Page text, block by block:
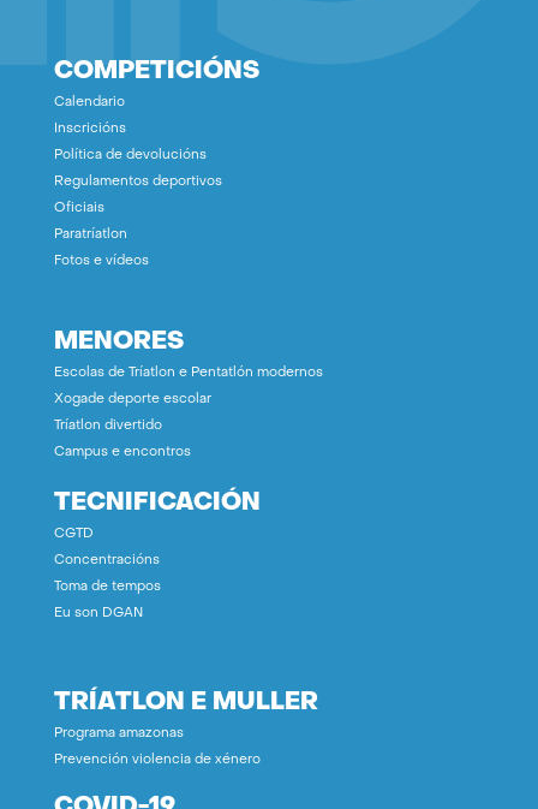
COMPETICIÓNS
Calendario
Inscricións
Política de devolucións
Regulamentos deportivos
Oficiais
Paratríatlon
Fotos e vídeos
MENORES
Escolas de Tríatlon e Pentatlón modernos
Xogade deporte escolar
Tríatlon divertido
Campus e encontros
TECNIFICACIÓN
CGTD
Concentracións
Toma de tempos
Eu son DGAN
TRÍATLON E MULLER
Programa amazonas
Prevención violencia de xénero